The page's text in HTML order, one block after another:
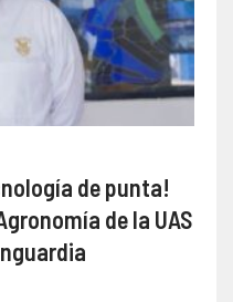
de punta!
de la UAS